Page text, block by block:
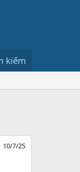
kiếm
10/7/25